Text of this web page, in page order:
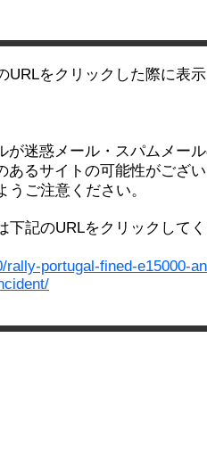
URLをクリックした際に表
が迷惑メール・スパムメー
あるサイトの可能性がござ
ご注意ください。
下記のURLをクリックして
rally-portugal-fined-e15000-